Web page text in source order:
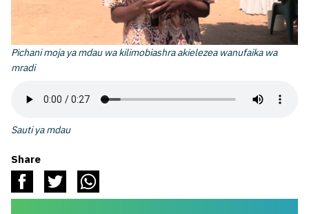
Pichani moja ya mdau wa kilimobiashra akielezea wanufaika wa
mradi
Sauti ya mdau
Share